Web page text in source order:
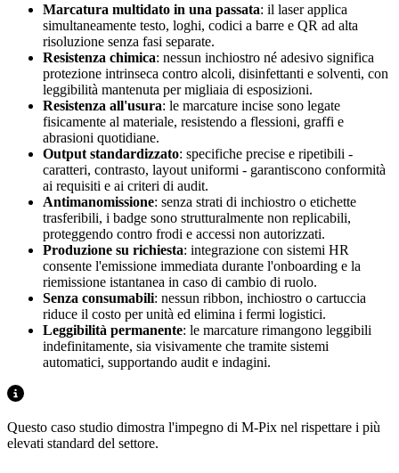
Marcatura multidato in una passata: il laser applica
simultaneamente testo, loghi, codici a barre e QR ad alta
risoluzione senza fasi separate.
Resistenza chimica: nessun inchiostro né adesivo significa
protezione intrinseca contro alcoli, disinfettanti e solventi, con
leggibilità mantenuta per migliaia di esposizioni.
Resistenza all'usura: le marcature incise sono legate
fisicamente al materiale, resistendo a flessioni, graffi e
abrasioni quotidiane.
Output standardizzato: specifiche precise e ripetibili -
caratteri, contrasto, layout uniformi - garantiscono conformità
ai requisiti e ai criteri di audit.
Antimanomissione: senza strati di inchiostro o etichette
trasferibili, i badge sono strutturalmente non replicabili,
proteggendo contro frodi e accessi non autorizzati.
Produzione su richiesta: integrazione con sistemi HR
consente l'emissione immediata durante l'onboarding e la
riemissione istantanea in caso di cambio di ruolo.
Senza consumabili: nessun ribbon, inchiostro o cartuccia
riduce il costo per unità ed elimina i fermi logistici.
Leggibilità permanente: le marcature rimangono leggibili
indefinitamente, sia visivamente che tramite sistemi
automatici, supportando audit e indagini.
Questo caso studio dimostra l'impegno di M-Pix nel rispettare i più
elevati standard del settore.